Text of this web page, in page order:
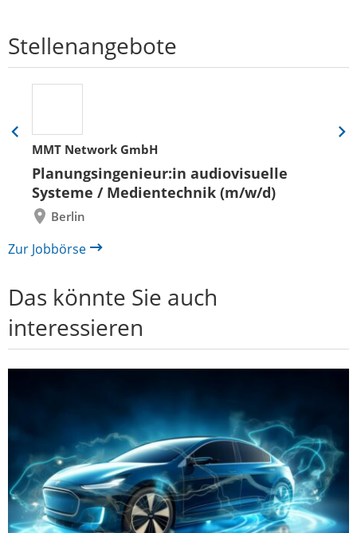
Stellenangebote
MMT Network GmbH
Planungsingenieur:in audiovisuelle
Systeme / Medientechnik (m/w/d)
Berlin
Eine
Folie
zurück
Eine
Zur Jobbörse
Das könnte Sie auch
interessieren